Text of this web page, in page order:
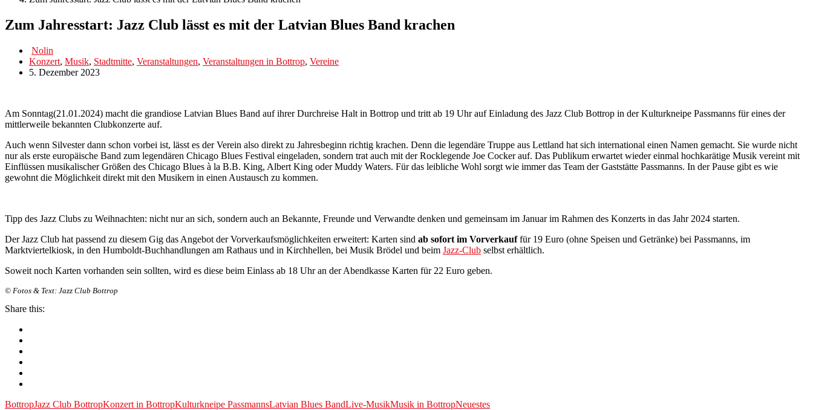
Zum Jahresstart: Jazz Club lässt es mit der Latvian Blues Band krachen
Nolin
Konzert, Musik, Stadtmitte, Veranstaltungen, Veranstaltungen in Bottrop, Vereine
5. Dezember 2023
Am Sonntag(21.01.2024) macht die grandiose Latvian Blues Band auf ihrer Durchreise Halt in Bottrop und tritt ab 19 Uhr auf Einladung des Jazz Club Bottrop in der Kulturkneipe Passmanns für eines der
mittlerweile bekannten Clubkonzerte auf.
Auch wenn Silvester dann schon vorbei ist, lässt es der Verein also direkt zu Jahresbeginn richtig krachen. Denn die legendäre Truppe aus Lettland hat sich international einen Namen gemacht. Sie wurde nicht
nur als erste europäische Band zum legendären Chicago Blues Festival eingeladen, sondern trat auch mit der Rocklegende Joe Cocker auf. Das Publikum erwartet wieder einmal hochkarätige Musik vereint mit
Einflüssen musikalischer Größen des Chicago Blues à la B.B. King, Albert King oder Muddy Waters. Für das leibliche Wohl sorgt wie immer das Team der Gaststätte Passmanns. In der Pause gibt es wie
gewohnt die Möglichkeit direkt mit den Musikern in einen Austausch zu kommen.
Tipp des Jazz Clubs zu Weihnachten: nicht nur an sich, sondern auch an Bekannte, Freunde und Verwandte denken und gemeinsam im Januar im Rahmen des Konzerts in das Jahr 2024 starten.
Der Jazz Club hat passend zu diesem Gig das Angebot der Vorverkaufsmöglichkeiten erweitert: Karten sind ab sofort im Vorverkauffür 19 Euro (ohne Speisen und Getränke) bei Passmanns, im
Marktviertelkiosk, in den Humboldt-Buchhandlungen am Rathaus und in Kirchhellen, bei Musik Brödel und beim Jazz-Club selbst erhältlich.
Soweit noch Karten vorhanden sein sollten, wird es diese beim Einlass ab 18 Uhr an der Abendkasse Karten für 22 Euro geben.
© Fotos & Text: Jazz Club Bottrop
Share this:
BottropJazz Club BottropKonzert in BottropKulturkneipe PassmannsLatvian Blues BandLive-MusikMusik in BottropNeuestes